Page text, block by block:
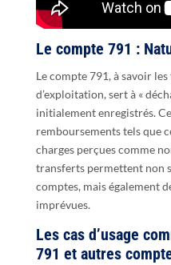
Le compte 791 :
Le compte 791, à savoir
d’exploitation, sert à «
initialement enregistrés.
remboursements tels que
charges perçues comme
transferts permettent non
comptes, mais également
imprévues.
Les cas d’usage
791 et autres